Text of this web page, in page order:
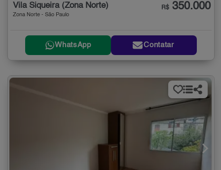
Vila Siqueira (Zona Norte)
Zona Norte - São Paulo
R$ 350.000
WhatsApp Contatar